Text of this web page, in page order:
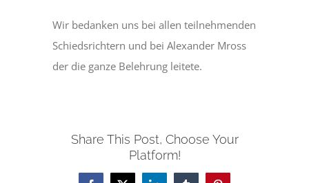
Wir bedanken uns bei allen teilnehmenden
Schiedsrichtern und bei Alexander Mross
der die ganze Belehrung leitete.
Share This Post, Choose Your
Platform!